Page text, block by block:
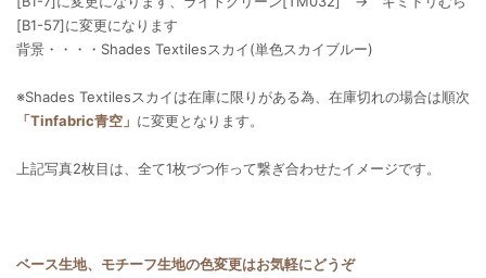
[B1-57]に変更になります
背景・・・・Shades Textilesスカイ(単色スカイブルー)
※Shades Textilesスカイは在庫に限りがある為、在庫切れの場合は順次
「Tinfabric青空」 に変更となります。
上記写真2枚目は、全て1枚づつ作って繋ぎ合わせたイメージです。
ベース生地、モチーフ生地の色変更はお気軽にどうぞ